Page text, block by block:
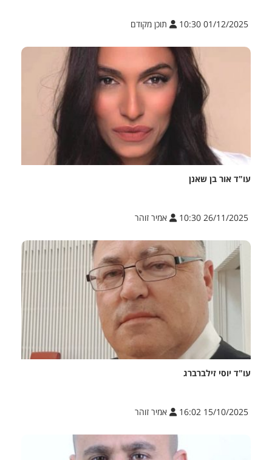
01/12/2025 10:30 תוכן מקודם
עו"ד אור בן שאנן
26/11/2025 10:30 אמיר זוהר
עו"ד יוסי זילברברג
15/10/2025 16:02 אמיר זוהר